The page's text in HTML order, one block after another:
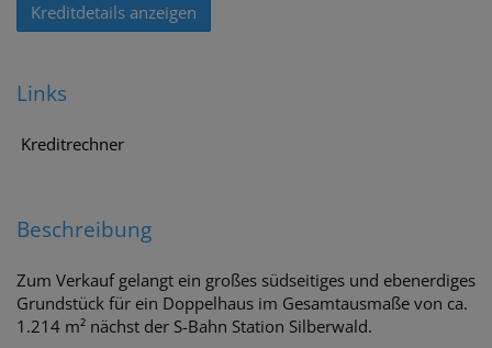
Kreditdetails anzeigen
Links
Kreditrechner
Beschreibung
Zum Verkauf gelangt ein großes südseitiges und ebenerdiges
Grundstück für ein Doppelhaus im Gesamtausmaße von ca.
1.214 m² nächst der S-Bahn Station Silberwald.